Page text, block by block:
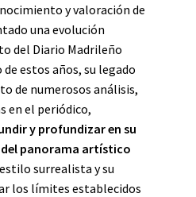
y valoración de
una evolución
del Diario Madrileño
de estos años, su legado
de numerosos análisis,
en el periódico,
y profundizar en su
panorama artístico
surrealista y su
los límites establecidos